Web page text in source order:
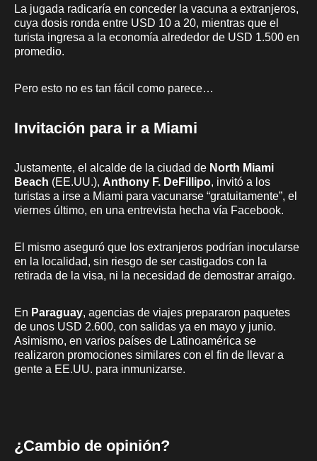
La jugada radicaría en conceder la vacuna a extranjeros,
cuya dosis ronda entre USD 10 a 20, mientras que el
turista ingresa a la economía alrededor de USD 1.500 en
promedio.
Pero esto no es tan fácil como parece…
Invitación para ir a Miami
Justamente, el alcalde de la ciudad de North Miami
Beach (EE.UU.), Anthony F. DeFillipo, invitó a los
turistas a irse a Miami para vacunarse “gratuitamente”, el
viernes último, en una entrevista hecha vía Facebook.
El mismo aseguró que los extranjeros podrían inocularse
en la localidad, sin riesgo de ser castigados con la
retirada de la visa, ni la necesidad de demostrar arraigo.
En Paraguay, agencias de viajes prepararon paquetes
de unos USD 2.600, con salidas ya en mayo y junio.
Asimismo, en varios países de Latinoamérica se
realizaron promociones similares con el fin de llevar a
gente a EE.UU. para inmunizarse.
¿Cambio de opinión?